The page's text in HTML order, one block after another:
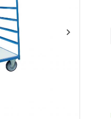
Suivant
keyboard_arrow_right